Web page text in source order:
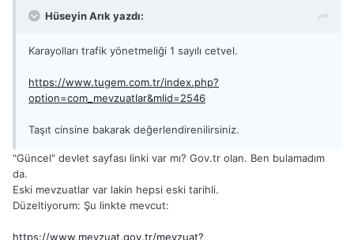
Hüseyin Arık yazdı:
Karayolları trafik yönetmeliği 1 sayılı cetvel.
https://www.tugem.com.tr/index.php?
option=com_mevzuatlar&mlid=2546
Taşıt cinsine bakarak değerlendirenilirsiniz.
"Güncel" devlet sayfası linki var mı? Gov.tr olan. Ben bulamadım
da.
Eski mevzuatlar var lakin hepsi eski tarihli.
Düzeltiyorum: Şu linkte mevcut:
https://www.mevzuat.gov.tr/mevzuat?